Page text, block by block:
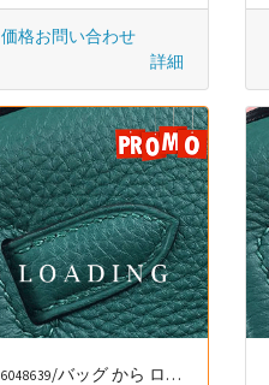
価格お問い合わせ
詳細
6048639/バッグ から ロエベ/LOEWE